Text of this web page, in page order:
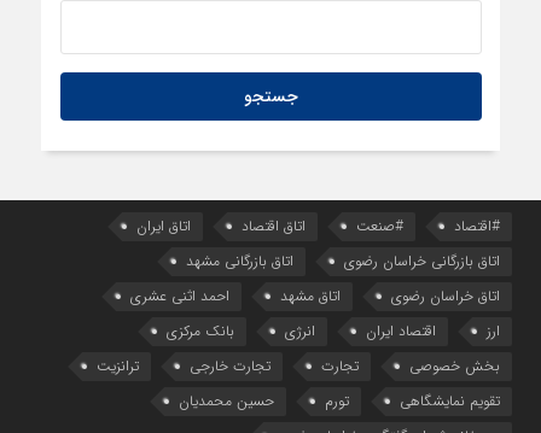
#اقتصاد #صنعت اتاق اقتصاد
اتاق ایران
اتاق بازرگانی خراسان رضوی
اتاق بازرگانی مشهد
اتاق خراسان رضوی
اتاق مشهد
احمد اثنی عشری
ارز
اقتصاد ایران انرژی
بانک مرکزی
بخش خصوصی
تجارت تجارت خارجی
ترانزیت
تقویم نمایشگاهی
تورم
حسین محمدیان